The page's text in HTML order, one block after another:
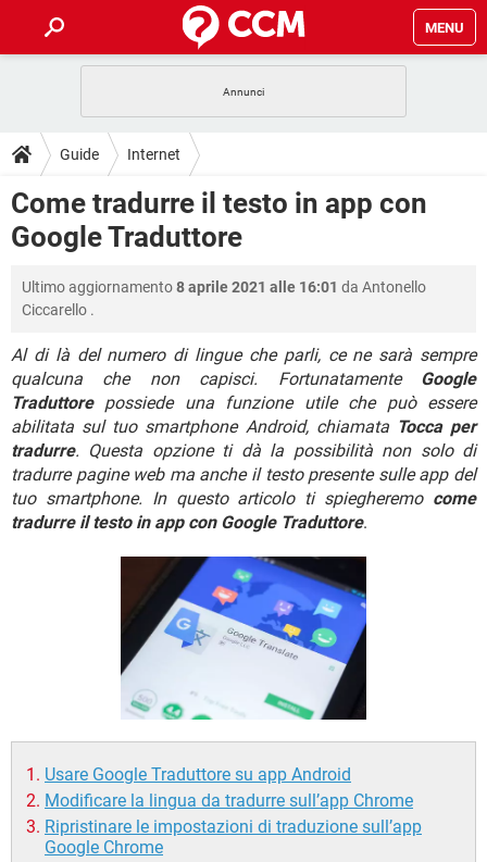
MENU
INTRATTENIMENTO
iOS WINDOWS 10
INSTAGRAM
HARDWARE
GUIDE
COVID-19
INTRATTENIMENTO ANDROID
INSTAGRAM WHATSAPP
HARDWARE
DOWNLOAD
COVID-19
iOS
INSTAGRAM WHATSAPP
TIKTOK FACEBOOK
HARDWARE
FORUM
COVID-19 GAMING
iOS WINDOWS 10
INSTAGRAM WHATSAPP
TIKTOK FACEBOOK
HARDWARE
GLOSSARIO
COVID-19 GAMING
INTRATTENIMENTO ANDROID
iOS WINDOWS 10
INSTAGRAM WHATSAPP
TIKTOK FACEBOOK
HARDWARE
Guide Internet
Come tradurre il testo in app con
Google Traduttore
Ultimo aggiornamento8 aprile 2021 alle 16:01 da Antonello
Ciccarello .
Al di là del numero di lingue che parli, ce ne sarà sempre
qualcuna che non capisci. Fortunatamente Google
Traduttorepossiede una funzione utile che può essere
abilitata sul tuo smartphone Android, chiamata Tocca per
tradurre. Questa opzione ti dà la possibilità non solo di
tradurre pagine web ma anche il testo presente sulle app del
tuo smartphone. In questo articolo ti spiegheremo come
tradurre il testo in app con Google Traduttore.
Usare Google Traduttore su app Android
Modificare la lingua da tradurre sull’app Chrome
Ripristinare le impostazioni di traduzione sull’app
Google Chrome